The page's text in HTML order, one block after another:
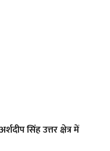
सिंह उत्तर क्षेत्र में